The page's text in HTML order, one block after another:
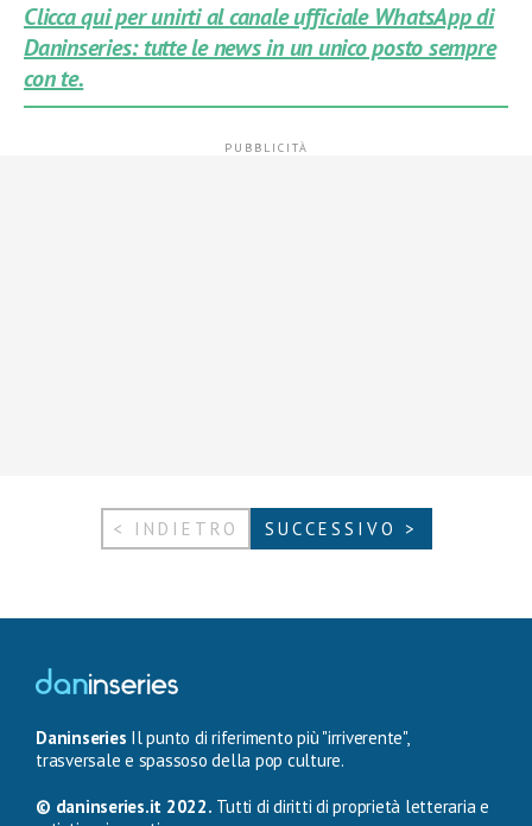
Clicca qui per unirti al canale ufficiale WhatsApp di
Daninseries: tutte le news in un unico posto sempre
con te.
< INDIETRO SUCCESSIVO >
Daninseries Il punto di riferimento più "irriverente",
trasversale e spassoso della pop culture.
© daninseries.it 2022. Tutti di diritti di proprietà letteraria e